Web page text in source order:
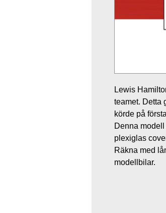
Lewis
teamet. Detta
körde på
Denna
plexiglas
Räkna med
modellbilar.